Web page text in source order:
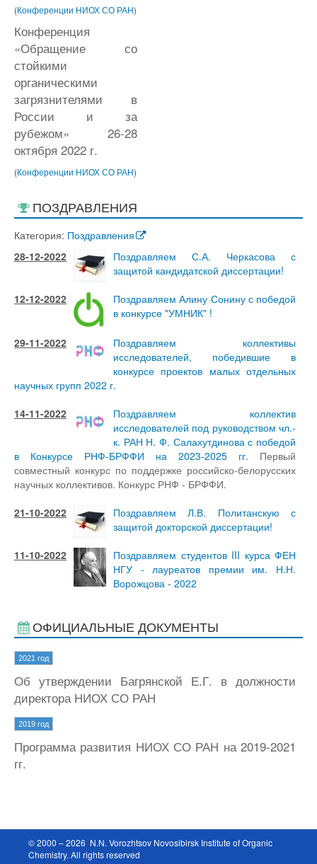
(Конференции НИОХ СО РАН)
Конференция
«Обращение со
стойкими
органическими
загрязнителями в
России и за
рубежом» 26-28
октября 2022 г.
(Конференции НИОХ СО РАН)
ПОЗДРАВЛЕНИЯ
Категория: Поздравления
28-12-2022
Поздравляем С.А. Черкасова с
защитой кандидатской диссертации!
12-12-2022
Поздравляем Алину Сонину с победой
в конкурсе "УМНИК" !
29-11-2022
Поздравляем коллективы
исследователей, победившие в
конкурсе проектов малых отдельных
научных групп 2022 г.
14-11-2022
Поздравляем коллектив
исследователей под руководством чл.-
к. РАН Н. Ф. Салахутдинова с победой
в Конкурсе РНФ-БРФФИ на 2023-2025 гг. Первый
совместный конкурс по поддержке российско-белорусских
научных коллективов. Конкурс РНФ - БРФФИ.
21-10-2022
Поздравляем Л.В. Политанскую с
защитой докторской диссертации!
11-10-2022
Поздравляем студентов III курса ФЕН
НГУ - лауреатов премии им. Н.Н.
Ворожцова - 2022
ОФИЦИАЛЬНЫЕ ДОКУМЕНТЫ
2021 год
Об утверждении Багрянской Е.Г. в должности
директора НИОХ СО РАН
2019 год
Программа развития НИОХ СО РАН на 2019-2021
гг.
© 2000 – 2026 N.N. Vorozhtsov Novosibirsk Institute of Organic
Chemistry. All rights reserved